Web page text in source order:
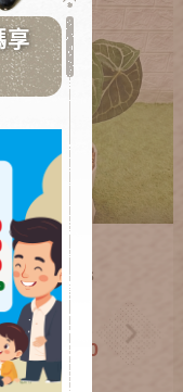
植栽系列